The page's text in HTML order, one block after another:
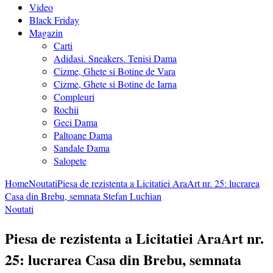
Video
Black Friday
Magazin
Carti
Adidasi. Sneakers. Tenisi Dama
Cizme, Ghete si Botine de Vara
Cizme, Ghete si Botine de Iarna
Compleuri
Rochii
Geci Dama
Paltoane Dama
Sandale Dama
Salopete
HomeNoutatiPiesa de rezistenta a Licitatiei AraArt nr. 25: lucrarea
Casa din Brebu, semnata Stefan Luchian
Noutati
Piesa de rezistenta a Licitatiei AraArt nr.
25: lucrarea Casa din Brebu, semnata